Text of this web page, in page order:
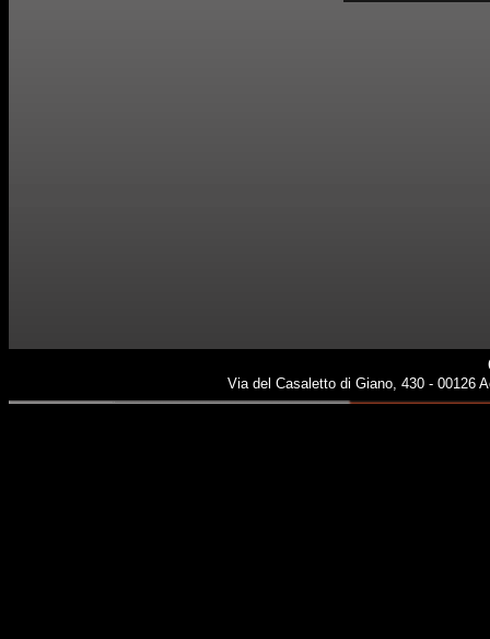
Via del Casaletto di Giano, 430 - 00126